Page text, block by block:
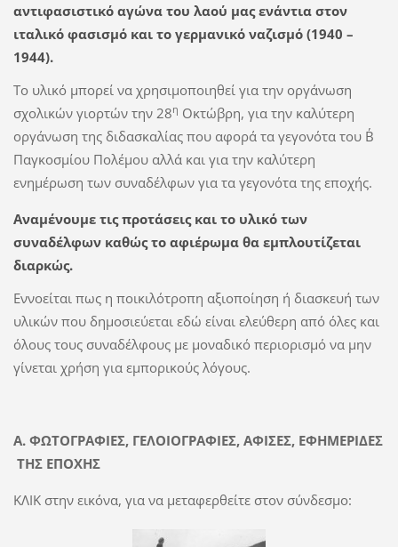
αντιφασιστικό αγώνα του λαού μας ενάντια στον
ιταλικό φασισμό και το γερμανικό ναζισμό (1940 –
1944).
Το υλικό μπορεί να χρησιμοποιηθεί για την οργάνωση
σχολικών γιορτών την 28η Οκτώβρη, για την καλύτερη
οργάνωση της διδασκαλίας που αφορά τα γεγονότα του Β΄
Παγκοσμίου Πολέμου αλλά και για την καλύτερη
ενημέρωση των συναδέλφων για τα γεγονότα της εποχής.
Αναμένουμε τις προτάσεις και το υλικό των
συναδέλφων καθώς το αφιέρωμα θα εμπλουτίζεται
διαρκώς.
Εννοείται πως η ποικιλότροπη αξιοποίηση ή διασκευή των
υλικών που δημοσιεύεται εδώ είναι ελεύθερη από όλες και
όλους τους συναδέλφους με μοναδικό περιορισμό να μην
γίνεται χρήση για εμπορικούς λόγους.
Α. ΦΩΤΟΓΡΑΦΙΕΣ, ΓΕΛΟΙΟΓΡΑΦΙΕΣ, ΑΦΙΣΕΣ, ΕΦΗΜΕΡΙΔΕΣ
ΤΗΣ ΕΠΟΧΗΣ
ΚΛΙΚ στην εικόνα, για να μεταφερθείτε στον σύνδεσμο: